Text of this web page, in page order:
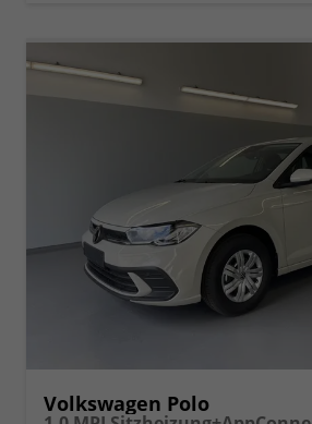
Volkswagen Polo